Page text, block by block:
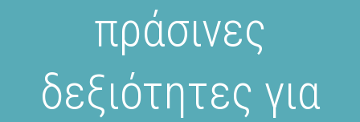
πράσινες
δεξιότητες για